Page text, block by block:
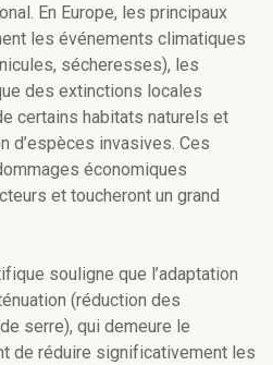
En Europe, les principaux
les événements climatiques
sécheresses), les
des extinctions locales
certains habitats naturels et
d’espèces invasives. Ces
économiques
et toucheront un grand
souligne que l’adaptation
(réduction des
serre), qui demeure le
de réduire significativement les